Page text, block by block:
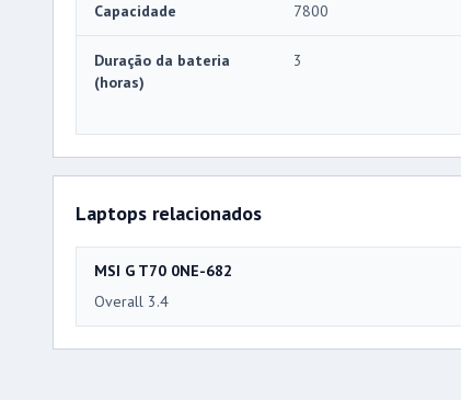
Capacidade 7800
Duração da bateria
(horas)
3
Laptops relacionados
MSI G T70 0NE-682
Overall 3.4